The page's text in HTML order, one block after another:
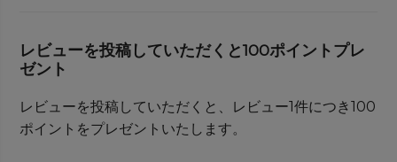
レビューを投稿していただくと100ポイントプレ
ゼント
レビューを投稿していただくと、レビュー1件につき100
ポイントをプレゼントいたします。